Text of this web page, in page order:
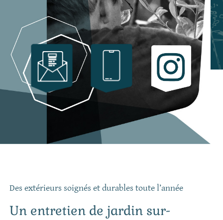
Des extérieurs soignés et durables toute l’année
Un entretien de jardin sur-